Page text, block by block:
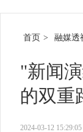
首页 > 融媒透
"新闻
的双重
2024-03-12 15:29:05